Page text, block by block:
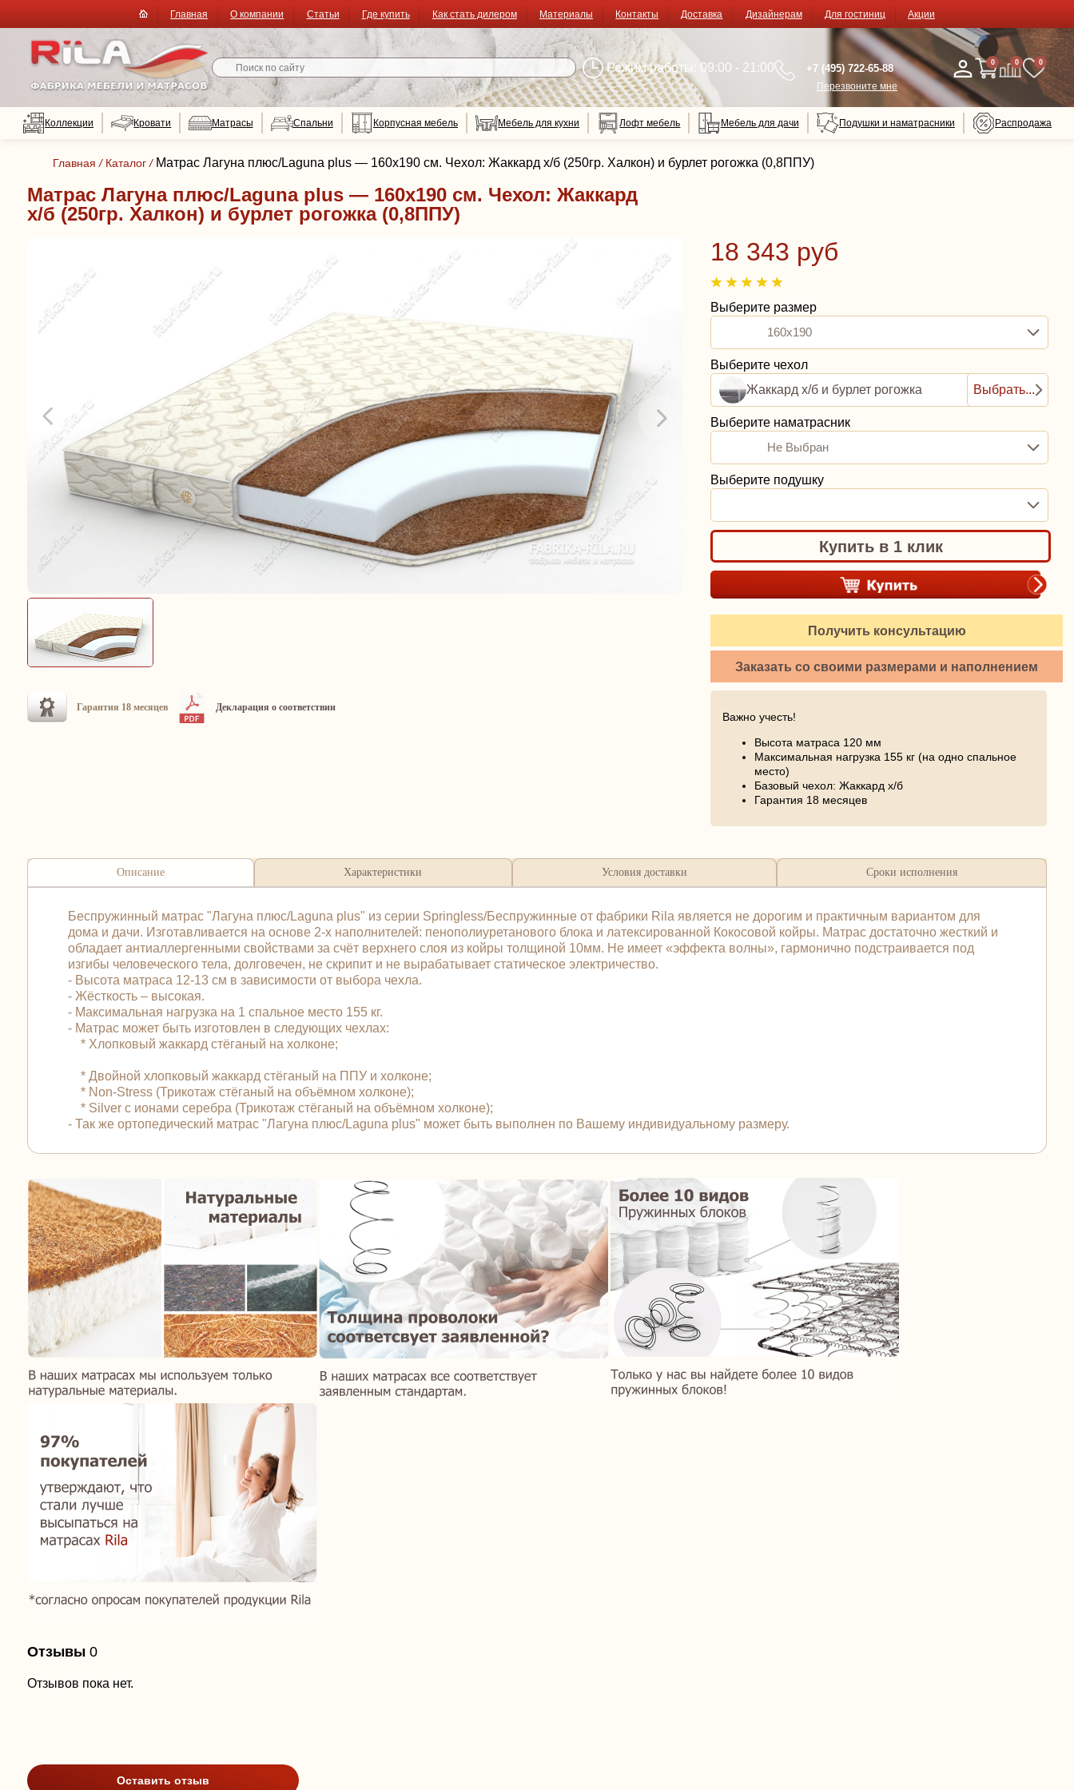
Главная О компании Статьи Где купить Как стать дилером Материалы Контакты Доставка Дизайнерам Для гостиниц Акции
Режим работы: 09:00 - 21:00 +7 (495) 722-65-88
Перезвоните мне
0 0 0
Коллекции Кровати Матрасы Спальни Корпусная мебель Мебель для кухни Лофт мебель Мебель для дачи Подушки и наматрасники Распродажа
Главная / Каталог / Матрас Лагуна плюс/Laguna plus — 160x190 см. Чехол: Жаккард х/б (250гр. Халкон) и бурлет рогожка (0,8ППУ)
Матрас Лагуна плюс/Laguna plus — 160x190 см. Чехол: Жаккард
х/б (250гр. Халкон) и бурлет рогожка (0,8ППУ)
Гарантия 18 месяцев Декларация о соответствии
18 343 руб
Выберите размер
160x190
Выберите чехол
Жаккард х/б и бурлет рогожка
Выбрать...
Выберите наматрасник
Не Выбран
Выберите подушку
Купить в 1 клик
Получить консультацию
Заказать со своими размерами и наполнением
Важно учесть!
Высота матраса 120 мм
Максимальная нагрузка 155 кг (на одно спальное
место)
Базовый чехол: Жаккард х/б
Гарантия 18 месяцев
Описание Характеристики Условия доставки Сроки исполнения
Беспружинный матрас "Лагуна плюс/Laguna plus" из серии Springless/Беспружинные от фабрики Rila является не дорогим и практичным вариантом для
дома и дачи. Изготавливается на основе 2-х наполнителей: пенополиуретанового блока и латексированной Кокосовой койры. Матрас достаточно жесткий и
обладает антиаллергенными свойствами за счёт верхнего слоя из койры толщиной 10мм. Не имеет «эффекта волны», гармонично подстраивается под
изгибы человеческого тела, долговечен, не скрипит и не вырабатывает статическое электричество.
- Высота матраса 12-13 см в зависимости от выбора чехла.
- Жёсткость – высокая.
- Максимальная нагрузка на 1 спальное место 155 кг.
- Матрас может быть изготовлен в следующих чехлах:
* Хлопковый жаккард стёганый на холконе;
* Двойной хлопковый жаккард стёганый на ППУ и холконе;
* Non-Stress (Трикотаж стёганый на объёмном холконе);
* Silver с ионами серебра (Трикотаж стёганый на объёмном холконе);
- Так же ортопедический матрас "Лагуна плюс/Laguna plus" может быть выполнен по Вашему индивидуальному размеру.
Отзывы 0
Отзывов пока нет.
Оставить отзыв